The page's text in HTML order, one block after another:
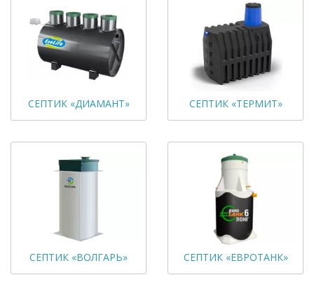
СЕПТИК «ДИАМАНТ» СЕПТИК «ТЕРМИТ»
СЕПТИК «ВОЛГАРЬ» СЕПТИК «ЕВРОТАНК»